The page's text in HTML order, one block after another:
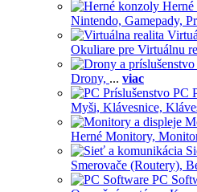
Nintendo, Gamepady,
Okuliare pre Virtuálnu
Drony, ... viac
PC
Myši, Klávesnice,
Herné Monitory,
Smerovače (Routery),
PC